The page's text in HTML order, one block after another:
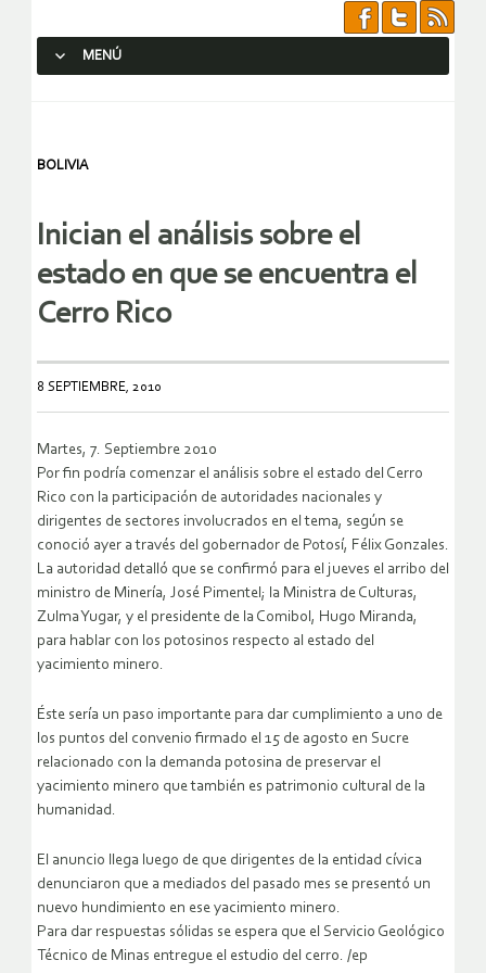
MENÚ
BOLIVIA
Inician el análisis sobre el
estado en que se encuentra el
Cerro Rico
8 SEPTIEMBRE, 2010
Martes, 7. Septiembre 2010
Por fin podría comenzar el análisis sobre el estado del Cerro
Rico con la participación de autoridades nacionales y
dirigentes de sectores involucrados en el tema, según se
conoció ayer a través del gobernador de Potosí, Félix Gonzales.
La autoridad detalló que se confirmó para el jueves el arribo del
ministro de Minería, José Pimentel; la Ministra de Culturas,
Zulma Yugar, y el presidente de la Comibol, Hugo Miranda,
para hablar con los potosinos respecto al estado del
yacimiento minero.
Éste sería un paso importante para dar cumplimiento a uno de
los puntos del convenio firmado el 15 de agosto en Sucre
relacionado con la demanda potosina de preservar el
yacimiento minero que también es patrimonio cultural de la
humanidad.
El anuncio llega luego de que dirigentes de la entidad cívica
denunciaron que a mediados del pasado mes se presentó un
nuevo hundimiento en ese yacimiento minero.
Para dar respuestas sólidas se espera que el Servicio Geológico
Técnico de Minas entregue el estudio del cerro. /ep